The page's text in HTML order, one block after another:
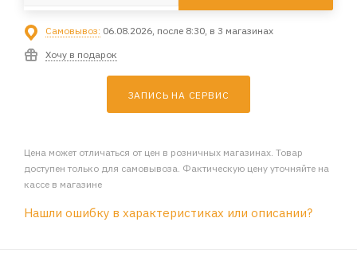
Самовывоз: 06.08.2026, после 8:30, в 3 магазинах
Хочу в подарок
ЗАПИСЬ НА СЕРВИС
Цена может отличаться от цен в розничных магазинах. Товар
доступен только для самовывоза. Фактическую цену уточняйте на
кассе в магазине
Нашли ошибку в характеристиках или описании?